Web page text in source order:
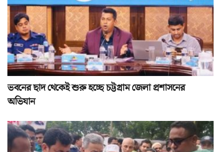
ভবনের ছাদ থেকেই শুরু হচ্ছে চট্টগ্রাম জেলা প্রশাসনের
অভিযান